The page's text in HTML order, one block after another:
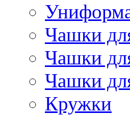
Чашки
Чашки
Чашки
Кружки